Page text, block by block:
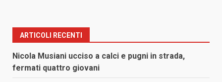
ARTICOLI RECENTI
Nicola Musiani ucciso a calci e pugni in strada,
fermati quattro giovani